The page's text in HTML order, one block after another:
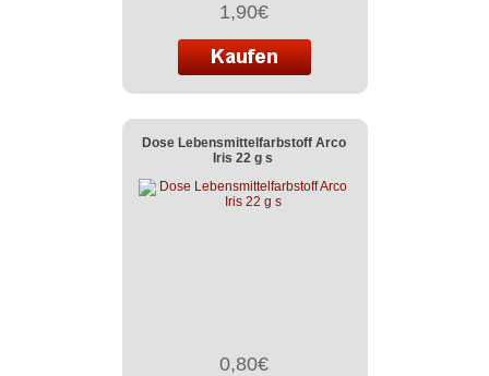
1,90€
Dose Lebensmittelfarbstoff Arco
Iris 22 g s
0,80€